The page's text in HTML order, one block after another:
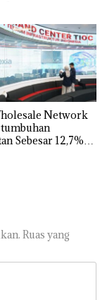
Network
Sebesar 12,7%
Ruas yang